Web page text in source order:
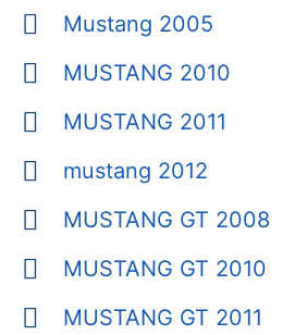
Mustang 2005
MUSTANG 2010
MUSTANG 2011
mustang 2012
MUSTANG GT 2008
MUSTANG GT 2010
MUSTANG GT 2011